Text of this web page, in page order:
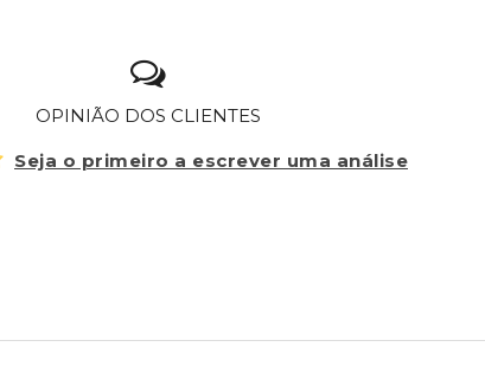
OPINIÃO DOS CLIENTES
Seja o primeiro a escrever uma análise